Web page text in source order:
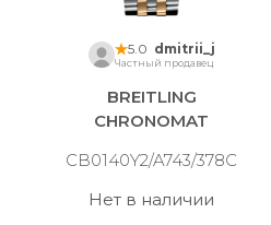
5.0 dmitrii_j
Частный продавец
BREITLING
CHRONOMAT
CB0140Y2/A743/378C
Нет в наличии